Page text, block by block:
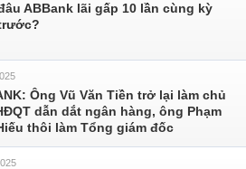
ABBank lãi gấp 10 lần cùng kỳ
Ông Vũ Văn Tiền trở lại làm chủ
dẫn dắt ngân hàng, ông Phạm
thôi làm Tổng giám đốc